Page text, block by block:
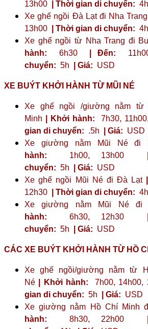
13h00
| Thời gian di chuyển: 4h
Xe ghế ngồi Đà Lạt đi Nha Trang
13h00
| Thời gian di chuyển: 4h
Xe ghế ngồi từ Nha Trang đi
hành: 6h30 | Đến:
chuyển: 5h | Giá: USD
XE BUÝT KHỞI HÀNH TỪ MŨI NÉ
Xe ghế ngồi /giường nằm
Minh
| Khởi hành: 7h30,
gian di chuyển: .5h | Giá: USD
Xe giường nằm Mũi Né đi
hành: 1h00, 13h00
|
chuyển: 5h | Giá: USD
Xe ghế ngồi Mũi Né đi Đà Lạt
12h30
| Thời gian di chuyển: 4h
Xe giường nằm Mũi Né đi
hành: 6h30, 12h30
|
chuyển: 5h | Giá: USD
CÁC XE BUÝT KHỞI HÀNH TỪ HỒ
Xe ghế ngồi/giường nằm từ
Né
| Khởi hành: 7h00, 14h00,
gian di chuyển: 5h | Giá: USD
Xe giường nằm Hồ Chí Minh
hành: 8h30, 22h00
|